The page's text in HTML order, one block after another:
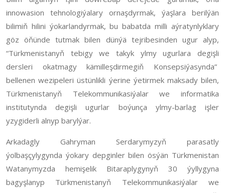
innowasion tehnologiýalary ornaşdyrmak, ýaşlara berilýän
bilimiň hilini ýokarlandyrmak, bu babatda milli aýratynlyklary
göz öňünde tutmak bilen dünýä tejribesinden ugur alyp,
“Türkmenistanyň tebigy we takyk ylmy ugurlara degişli
dersleri okatmagy kämilleşdirmegiň Konsepsiýasynda”
bellenen wezipeleri üstünlikli ýerine ýetirmek maksady bilen,
Türkmenistanyň Telekommunikasiýalar we informatika
institutynda degişli ugurlar boýunça ylmy-barlag işler
yzygiderli alnyp barylýar.
Arkadagly Gahryman Serdarymyzyň parasatly
ýolbaşçylygynda ýokary depginler bilen ösýän Türkmenistan
Watanymyzda hemişelik Bitaraplygynyň 30 ýyllygyna
bagyşlanyp Türkmenistanyň Telekommunikasiýalar we